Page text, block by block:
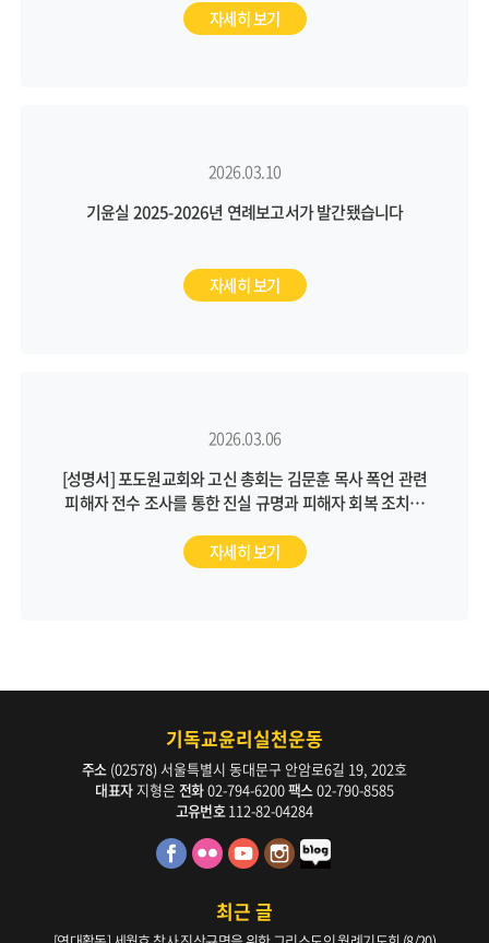
자세히 보기
2026.03.10
기윤실 2025-2026년 연례보고서가 발간됐습니다
자세히 보기
2026.03.06
[성명서] 포도원교회와 고신 총회는 김문훈 목사 폭언 관련
피해자 전수 조사를 통한 진실 규명과 피해자 회복 조치를
자세히 보기
기독교윤리실천운동
주소 (02578) 서울특별시 동대문구 안암로6길 19, 202호
대표자지형은 전화02-794-6200팩스 02-790-8585
고유번호 112-82-04284
최근 글